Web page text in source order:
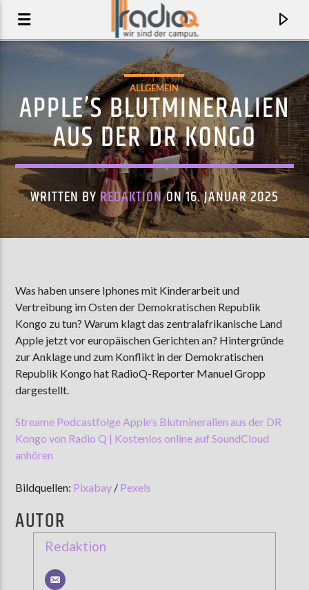
NEVERENDER (STARRING TAME IMPALA)
JUSTICE
AKTUELLE SENDUNG
MOEBIUS
ZU HÖREN IN
ALLGEMEIN
APPLE’S BLUTMINERALIEN
AUS DER DR KONGO
WRITTEN BYREDAKTIONON 16. JANUAR 2025
Was haben unsere Iphones mit Kinderarbeit und
Vertreibung im Osten der Demokratischen Republik
Kongo zu tun? Warum klagt das zentralafrikanische Land
Apple jetzt vor europäischen Gerichten an? Hintergründe
zur Anklage und zum Konflikt in der Demokratischen
Republik Kongo hat RadioQ-Reporter Manuel Gropp
dargestellt.
Streame Podcastfolge Apple’s Blutmineralien aus der DR
Kongo von Radio Q | Kostenlos online auf SoundCloud
anhören
Bildquellen: Pixabay / Pexels
AUTOR
Redaktion